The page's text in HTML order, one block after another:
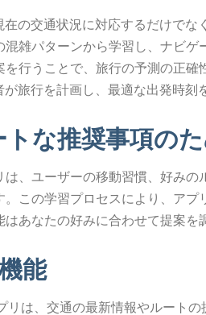
の交通状況に対応するだけで
混雑パターンから学習し、ナビ
を行うことで、旅行の予測の正
が旅行を計画し、最適な出発時刻
トな推奨事項の
は、ユーザーの移動習慣、好み
。この学習プロセスにより、ア
あなたの好みに合わせて提案を
能
リは、交通の最新情報やルート